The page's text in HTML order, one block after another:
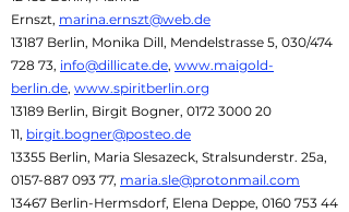
Ernszt, marina.ernszt@web.de
13187 Berlin, Monika Dill, Mendelstrasse 5, 030/474
728 73, info@dillicate.de, www.maigold-
berlin.de, www.spiritberlin.org
13189 Berlin, Birgit Bogner, 0172 3000 20
11, birgit.bogner@posteo.de
13355 Berlin, Maria Slesazeck, Stralsunderstr. 25a,
0157-887 093 77, maria.sle@protonmail.com
13467 Berlin-Hermsdorf, Elena Deppe, 0160 753 44